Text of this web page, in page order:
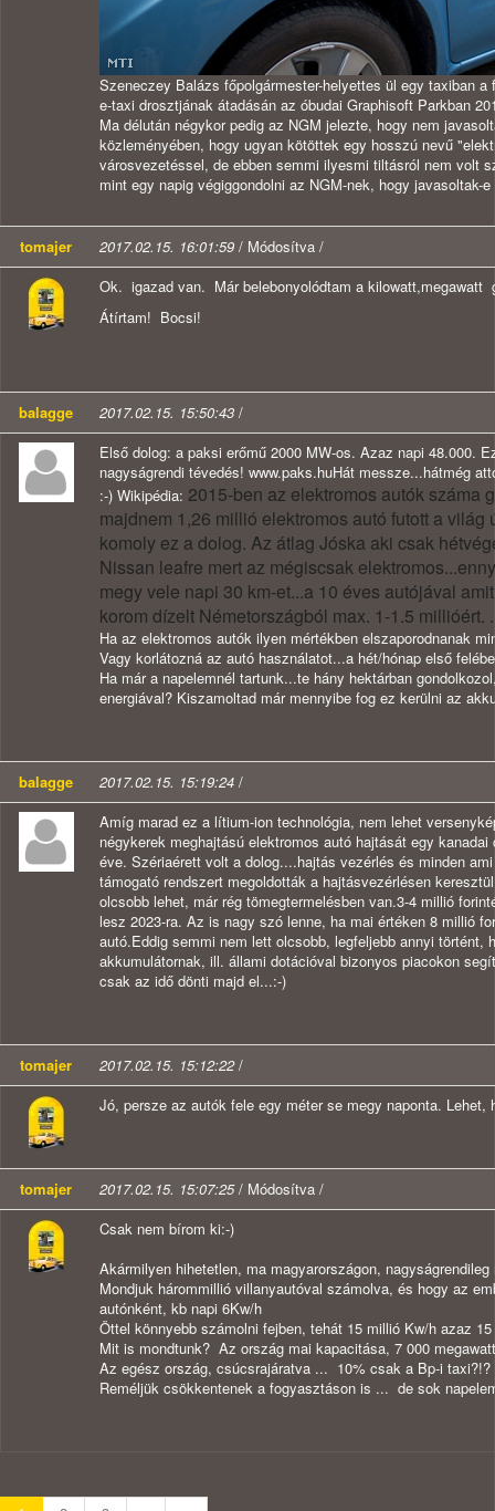
Szeneczey Balázs főpolgármester-helyettes ül egy taxiban
e-taxi drosztjának átadásán az óbudai Graphisoft Parkban
Ma délután négykor pedig az NGM jelezte, hogy nem
közleményében, hogy ugyan kötöttek egy hosszú nevű
városvezetéssel, de ebben semmi ilyesmi tiltásról nem volt
mint egy napig végiggondolni az NGM-nek, hogy javasoltak-
tomajer 2017.02.15. 16:01:59 / Módosítva /
Ok. igazad van. Már belebonyolódtam a kilowatt,megawatt
Átírtam! Bocsi!
balagge 2017.02.15. 15:50:43 /
Első dolog: a paksi erőmű 2000 MW-os. Azaz napi 48.000.
nagyságrendi tévedés! www.paks.huHát messze...hátmég
:-) Wikipédia: 2015-ben az elektromos autók száma
majdnem 1,26 millió elektromos autó futott a világ
komoly ez a dolog. Az átlag Jóska aki csak
Nissan leafre mert az mégiscsak
megy vele napi 30 km-et...a 10 éves autójával
korom dízelt Németországból max. 1-1.5 millióért.
Ha az elektromos autók ilyen mértékben elszaporodnanak
Vagy korlátozná az autó használatot...a hét/hónap első
Ha már a napelemnél tartunk...te hány hektárban
energiával? Kiszamoltad már mennyibe fog ez kerülni az
balagge 2017.02.15. 15:19:24 /
Amíg marad ez a lítium-ion technológia, nem lehet
négykerek meghajtású elektromos autó hajtását egy
éve. Szériaérett volt a dolog....hajtás vezérlés és minden
támogató rendszert megoldották a hajtásvezérlésen
olcsobb lehet, már rég tömegtermelésben van.3-4 millió
lesz 2023-ra. Az is nagy szó lenne, ha mai értéken 8 millió
autó.Eddig semmi nem lett olcsobb, legfeljebb annyi
akkumulátornak, ill. állami dotációval bizonyos piacokon
csak az idő dönti majd el...:-)
tomajer 2017.02.15. 15:12:22/
Jó, persze az autók fele egy méter se megy naponta. Lehet,
tomajer 2017.02.15. 15:07:25/ Módosítva /
Csak nem bírom ki:-)
Akármilyen hihetetlen, ma magyarországon,
Mondjuk hárommillió villanyautóval számolva, és hogy az
autónként, kb napi 6Kw/h
Öttel könnyebb számolni fejben, tehát 15 millió Kw/h azaz
Mit is mondtunk? Az ország mai kapacitása, 7 000
Az egész ország, csúcsrajáratva ... 10% csak a Bp-i taxi?!?
Reméljük csökkentenek a fogyasztáson is ... de sok